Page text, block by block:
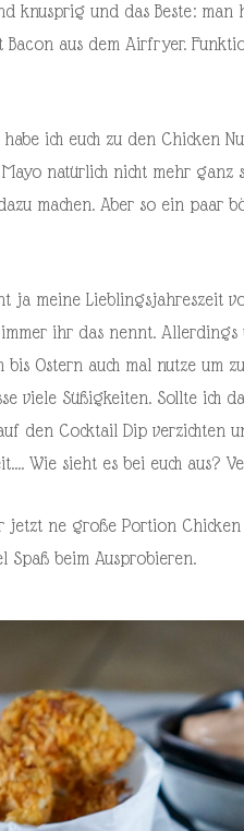
knusprig und das Beste:
Bacon aus dem Airfryer.
ich euch zu den Chicken
natürlich nicht mehr ganz
dazu machen. Aber so ein
ja meine Lieblingsjahreszeit
ihr das nennt.
bis Ostern auch mal nutze um
viele Süßigkeiten. Sollte ich
den Cocktail Dip verzichten
Wie sieht es bei euch aus?
jetzt ne große Portion
Spaß beim Ausprobieren.